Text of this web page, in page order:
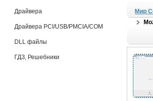
Драйвера
Драйвера PCI/USB/PMCIA/COM
DLL файлы
ГДЗ, Решебники
Мир